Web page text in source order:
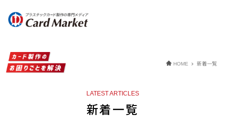
HOME 新着一覧
LATEST ARTICLES
新着一覧